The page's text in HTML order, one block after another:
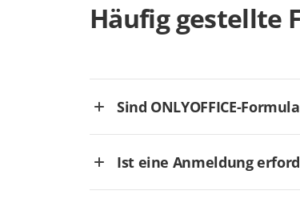
Häufig gestellte
Sind ONLYOFFICE-
Ist eine Anmeldung